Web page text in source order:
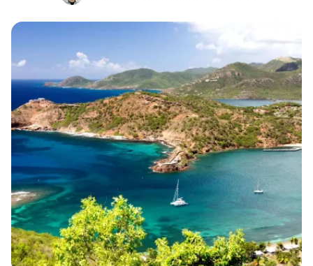
Kontynuuj z Facebookiem
Kontynuuj z e-mailem